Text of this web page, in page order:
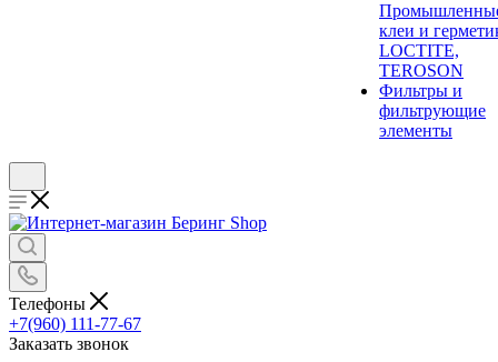
клеи и
LOCTITE,
TEROSON
Фильтры и
фильтрующие
элементы
Телефоны
+7(960) 111-77-67
Заказать звонок